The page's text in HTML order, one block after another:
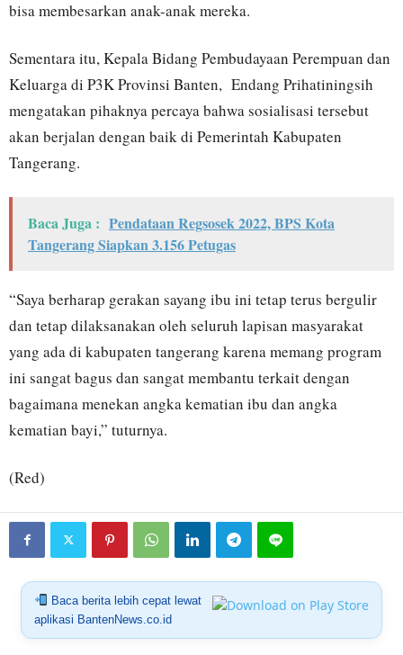
bisa membesarkan anak-anak mereka.
Sementara itu, Kepala Bidang Pembudayaan Perempuan dan
Keluarga di P3K Provinsi Banten, Endang Prihatiningsih
mengatakan pihaknya percaya bahwa sosialisasi tersebut
akan berjalan dengan baik di Pemerintah Kabupaten
Tangerang.
Baca Juga : Pendataan Regsosek 2022, BPS Kota
Tangerang Siapkan 3.156 Petugas
“Saya berharap gerakan sayang ibu ini tetap terus bergulir
dan tetap dilaksanakan oleh seluruh lapisan masyarakat
yang ada di kabupaten tangerang karena memang program
ini sangat bagus dan sangat membantu terkait dengan
bagaimana menekan angka kematian ibu dan angka
kematian bayi,” tuturnya.
(Red)
Baca berita lebih cepat lewat
aplikasi BantenNews.co.id